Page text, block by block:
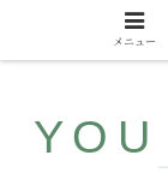
メニュー